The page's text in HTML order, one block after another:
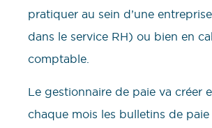
pratiquer au sein d’une
dans le service RH) ou bien en
comptable.
Le gestionnaire de paie va créer
chaque mois les bulletins de paie